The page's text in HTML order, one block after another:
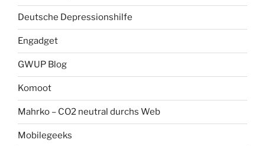
Deutsche Depressionshilfe
Engadget
GWUP Blog
Komoot
Mahrko – CO2 neutral durchs Web
Mobilegeeks